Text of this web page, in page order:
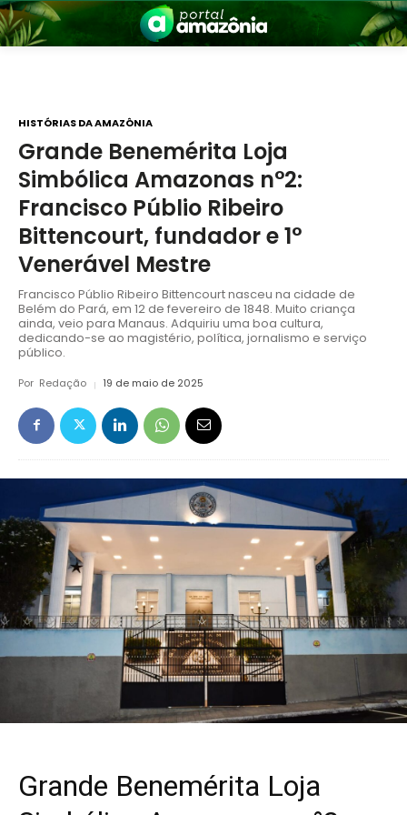
Amazônia
HISTÓRIAS DA AMAZÔNIA
Grande Benemérita Loja
Simbólica Amazonas n°2:
Francisco Públio Ribeiro
Bittencourt, fundador e 1°
Venerável Mestre
Francisco Públio Ribeiro Bittencourt nasceu na cidade de
Belém do Pará, em 12 de fevereiro de 1848. Muito criança
ainda, veio para Manaus. Adquiriu uma boa cultura,
dedicando-se ao magistério, política, jornalismo e serviço
público.
Por Redação 19 de maio de 2025
Grande Benemérita Loja